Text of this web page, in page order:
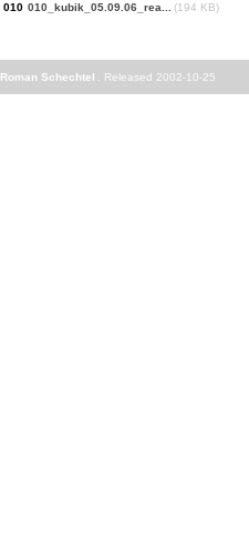
010 010_kubik_05.09.06_rea... (194 KB)
Roman Schechtel . Released 2002-10-25